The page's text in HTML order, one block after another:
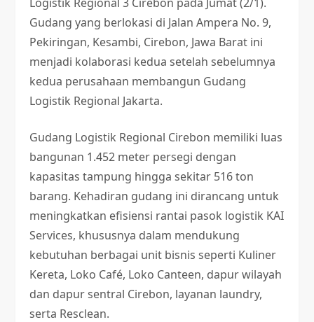
Gudang yang berlokasi di Jalan Ampera No. 9,
Pekiringan, Kesambi, Cirebon, Jawa Barat ini
menjadi kolaborasi kedua setelah sebelumnya
kedua perusahaan membangun Gudang
Logistik Regional Jakarta.
Gudang Logistik Regional Cirebon memiliki luas
bangunan 1.452 meter persegi dengan
kapasitas tampung hingga sekitar 516 ton
barang. Kehadiran gudang ini dirancang untuk
meningkatkan efisiensi rantai pasok logistik KAI
Services, khususnya dalam mendukung
kebutuhan berbagai unit bisnis seperti Kuliner
Kereta, Loko Café, Loko Canteen, dapur wilayah
dan dapur sentral Cirebon, layanan laundry,
serta Resclean.